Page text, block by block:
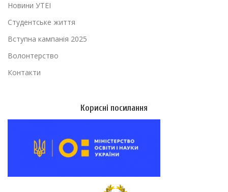
Новини УТЕІ
Студентське життя
Вступна кампанія 2025
Волонтерство
Контакти
Корисні посилання